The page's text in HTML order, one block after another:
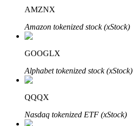
Bitrue
Đối tác Bitrue
AMZNX
Amazon tokenized stock (xStock)
GOOGLX
Alphabet tokenized stock (xStock)
QQQX
Nasdaq tokenized ETF (xStock)